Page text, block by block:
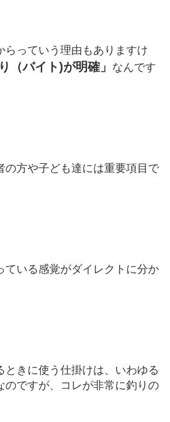
らっていう理由もありますけ
（バイト)が明確」 なんです
の方や子ども達には重要項目で
ている感覚がダイレクトに分か
ときに使う仕掛けは、いわゆる
のですが、コレが非常に釣りの